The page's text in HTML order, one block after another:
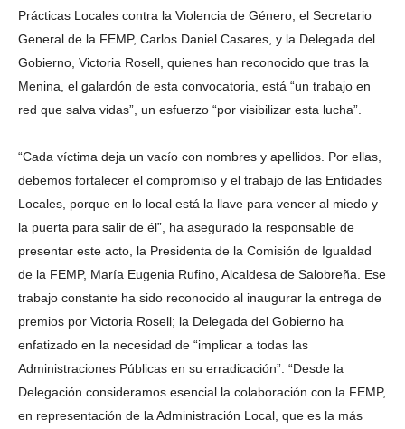
Prácticas Locales contra la Violencia de Género, el Secretario
General de la FEMP, Carlos Daniel Casares, y la Delegada del
Gobierno, Victoria Rosell, quienes han reconocido que tras la
Menina, el galardón de esta convocatoria, está “un trabajo en
red que salva vidas”, un esfuerzo “por visibilizar esta lucha”.
“Cada víctima deja un vacío con nombres y apellidos. Por ellas,
debemos fortalecer el compromiso y el trabajo de las Entidades
Locales, porque en lo local está la llave para vencer al miedo y
la puerta para salir de él”, ha asegurado la responsable de
presentar este acto, la Presidenta de la Comisión de Igualdad
de la FEMP, María Eugenia Rufino, Alcaldesa de Salobreña. Ese
trabajo constante ha sido reconocido al inaugurar la entrega de
premios por Victoria Rosell; la Delegada del Gobierno ha
enfatizado en la necesidad de “implicar a todas las
Administraciones Públicas en su erradicación”. “Desde la
Delegación consideramos esencial la colaboración con la FEMP,
en representación de la Administración Local, que es la más